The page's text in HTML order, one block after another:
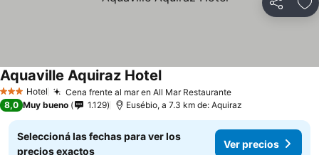
Compartir
3 Estrellas
Hotel Cena frente al mar en All Mar RestauranteVer precios
Aquaville Aquiraz HotelVer precios
8,0 Muy bueno 1.129 Eusébio, a 7.3 km de: Aquiraz
Seleccioná las fechas para ver los
precios exactos
Ver precios